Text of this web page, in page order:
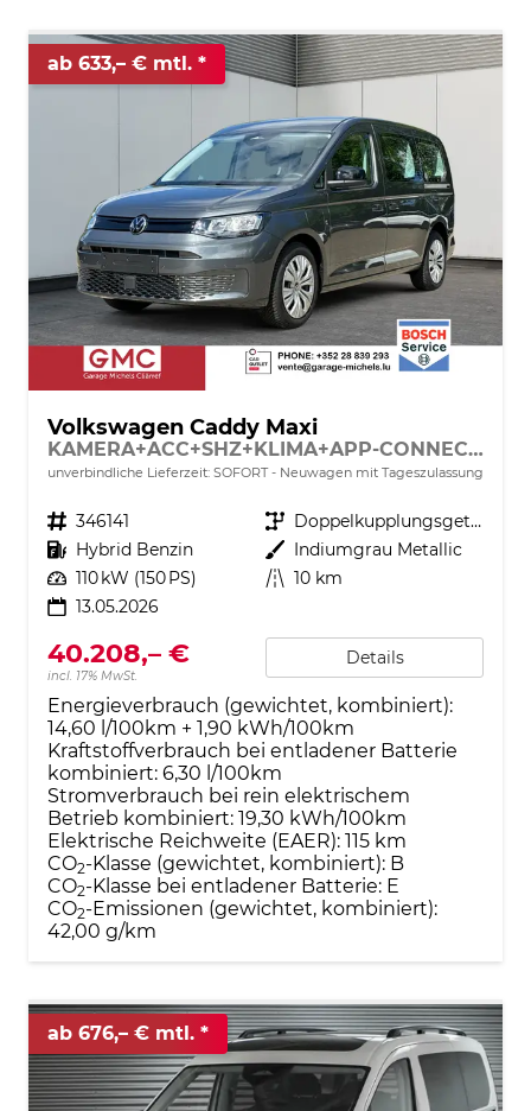
ab 633,– € mtl.
Volkswagen Caddy Maxi
KAMERA+ACC+SHZ+KLIMA+APP-CONNECT+GJR+PDC
unverbindliche Lieferzeit: SOFORT Neuwagen mit Tageszulassung
Fahrzeugnr. 346141 Getriebe
Doppelkupplungsgetriebe (DSG)
Kraftstoff Hybrid Benzin Außenfarbe Indiumgrau Metallic
Leistung 110 kW (150 PS) Kilometerstand 10 km
13.05.2026
40.208,– €
incl. 17% MwSt.
Details
Energieverbrauch (gewichtet, kombiniert):
14,60 l/100km + 1,90 kWh/100km
Kraftstoffverbrauch bei entladener Batterie
kombiniert: 6,30 l/100km
Stromverbrauch bei rein elektrischem
Betrieb kombiniert: 19,30 kWh/100km
Elektrische Reichweite (EAER): 115 km
CO2-Klasse (gewichtet, kombiniert): B
CO2-Klasse bei entladener Batterie: E
CO2-Emissionen (gewichtet, kombiniert):
42,00 g/km
ab 676,– € mtl.